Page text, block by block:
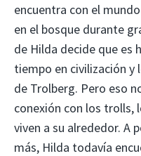
encuentra con el
en el bosque durante
de Hilda decide que es
tiempo en civilización y
de Trolberg. Pero eso
conexión con los trolls,
viven a su alrededor. A
más, Hilda todavía